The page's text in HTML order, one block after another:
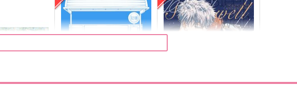
ごじょにゃんとゆじくん4
子虎ちゃんといっしょ！